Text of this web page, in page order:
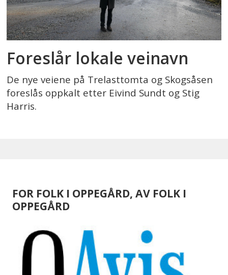
Foreslår lokale veinavn
De nye veiene på Trelasttomta og Skogsåsen
foreslås oppkalt etter Eivind Sundt og Stig
Harris.
FOR FOLK I OPPEGÅRD, AV FOLK I
OPPEGÅRD